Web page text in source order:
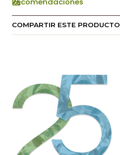
COMPARTIR ESTE PRODUCTO